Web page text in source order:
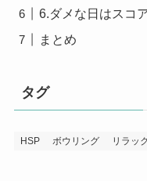
6.ダメな日はスコ
まとめ
タグ
HSP ボウリング リラッ